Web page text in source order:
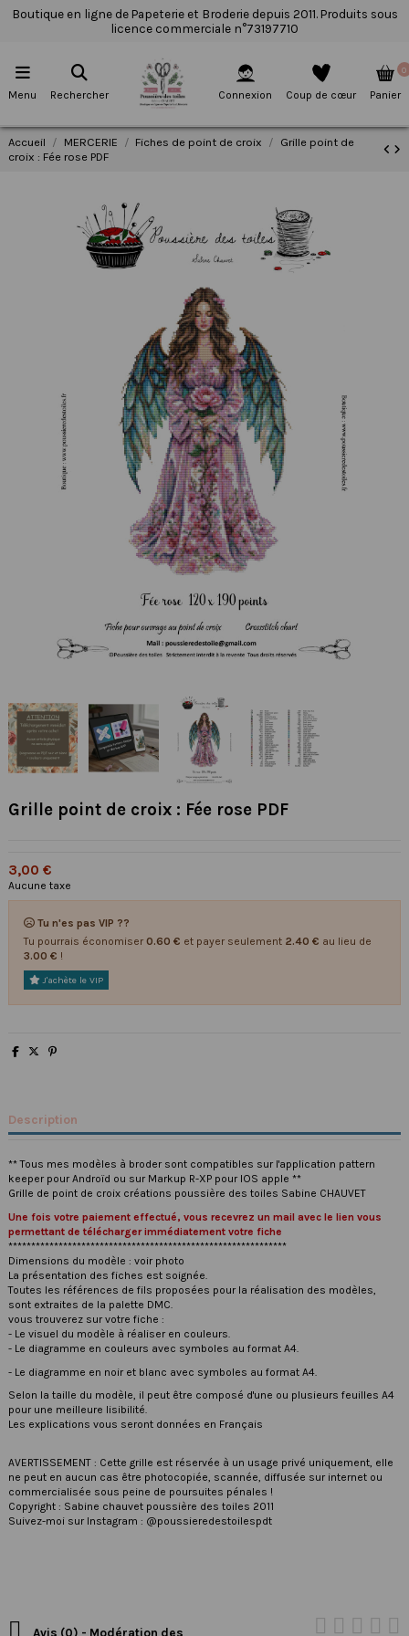
Boutique en ligne de Papeterie et Broderie depuis 2011. Produits sous
licence commerciale n°73197710
Menu Rechercher Connexion Coup de cœur
0
Panier
Accueil MERCERIE Fiches de point de croix
Grille point de
croix : Fée rose PDF
Grille point de croix : Fée rose PDF
3,00 €
Aucune taxe
Tu n'es pas VIP ??
Tu pourrais économiser 0.60 € et payer seulement 2.40 € au lieu de
3.00 € !
J'achète le VIP
Description
** Tous mes modèles à broder sont compatibles sur l'application pattern
keeper pour Androïd ou sur Markup R-XP pour IOS apple **
Grille de point de croix créations poussière des toiles Sabine CHAUVET
Une fois votre paiement effectué, vous recevrez un mail avec le lien vous
permettant de télécharger immédiatement votre fiche
*************************************************************
Dimensions du modèle : voir photo
La présentation des fiches est soignée.
Toutes les références de fils proposées pour la réalisation des modèles,
sont extraites de la palette DMC.
vous trouverez sur votre fiche :
- Le visuel du modèle à réaliser en couleurs.
- Le diagramme en couleurs avec symboles au format A4.
- Le diagramme en noir et blanc avec symboles au format A4.
Selon la taille du modèle, il peut être composé d'une ou plusieurs feuilles A4
pour une meilleure lisibilité.
Les explications vous seront données en Français
AVERTISSEMENT : Cette grille est réservée à un usage privé uniquement, elle
ne peut en aucun cas être photocopiée, scannée, diffusée sur internet ou
commercialisée sous peine de poursuites pénales !
Copyright : Sabine chauvet poussière des toiles 2011
Suivez-moi sur Instagram : @poussieredestoilespdt
 Avis (0) - Modération des